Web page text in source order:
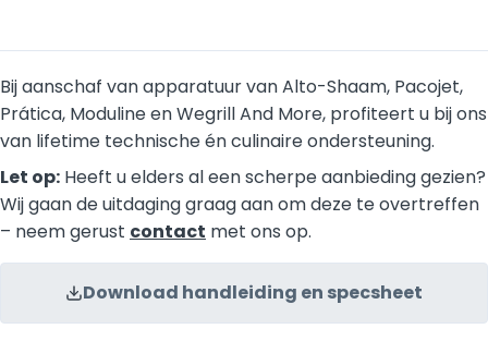
Bij aanschaf van apparatuur van Alto-Shaam, Pacojet,
Prática, Moduline en Wegrill And More, profiteert u bij ons
van lifetime technische én culinaire ondersteuning.
Let op: Heeft u elders al een scherpe aanbieding gezien?
Wij gaan de uitdaging graag aan om deze te overtreffen
– neem gerust contact met ons op.
Download handleiding en specsheet